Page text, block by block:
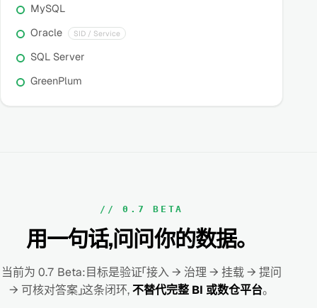
MySQL
Oracle
SID / Service
SQL Server
GreenPlum
// 0.7 BETA
用一句话,问问你的数据。
当前为 0.7 Beta:目标是验证「接入 → 治理 → 挂载 → 提问
→ 可核对答案」这条闭环,不替代完整 BI 或数仓平台。